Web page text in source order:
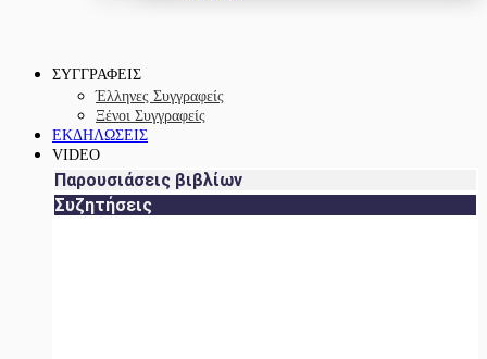
ΣΥΓΓΡΑΦΕΙΣ
Έλληνες Συγγραφείς
Ξένοι Συγγραφείς
ΕΚΔΗΛΩΣΕΙΣ
VIDEO
Παρουσιάσεις βιβλίων
Συζητήσεις